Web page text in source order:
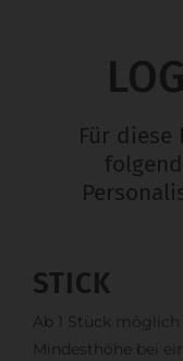
Für diese
STICK
Ab 1 Stück
Mindesthöhe bei